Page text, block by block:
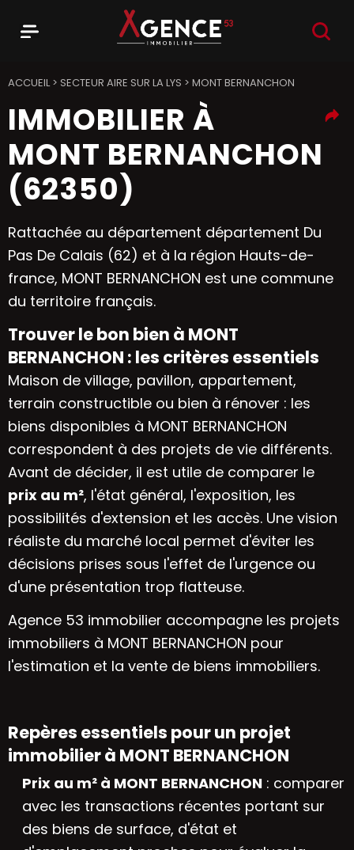
ACCUEIL> SECTEUR AIRE SUR LA LYS > MONT BERNANCHON
IMMOBILIER À
MONT BERNANCHON
(62350)
Rattachée au département département Du
Pas De Calais (62) et à la région Hauts-de-
france, MONT BERNANCHON est une commune
du territoire français.
Trouver le bon bien à MONT
BERNANCHON : les critères essentiels
Maison de village, pavillon, appartement,
terrain constructible ou bien à rénover : les
biens disponibles à MONT BERNANCHON
correspondent à des projets de vie différents.
Avant de décider, il est utile de comparer le
prix au m², l'état général, l'exposition, les
possibilités d'extension et les accès. Une vision
réaliste du marché local permet d'éviter les
décisions prises sous l'effet de l'urgence ou
d'une présentation trop flatteuse.
Agence 53 immobilier accompagne les projets
immobiliers à MONT BERNANCHON pour
l'estimation et la vente de biens immobiliers.
Repères essentiels pour un projet
immobilier à MONT BERNANCHON
Prix au m² à MONT BERNANCHON : comparer
avec les transactions récentes portant sur
des biens de surface, d'état et